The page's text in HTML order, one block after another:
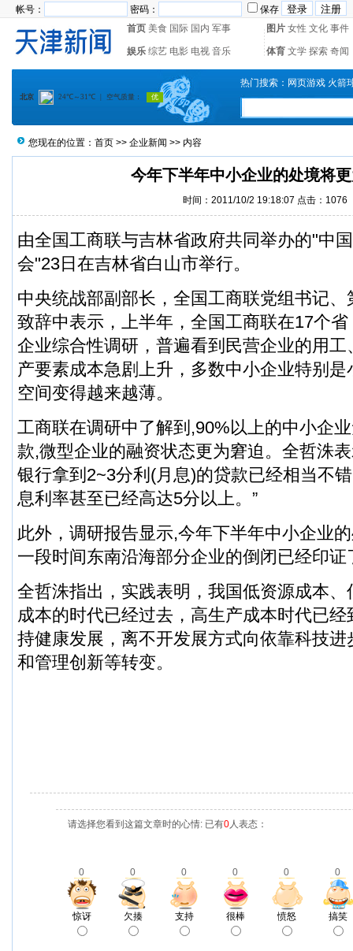
帐号： 密码：
保存
首页 美食 国际 国内 军事 图片 女性 文化 事件
娱乐 综艺 电影 电视 音乐 体育 文学 探索 奇闻
热门搜索： 网页游戏 火箭
您现在的位置： 首页 >> 企业新闻 >> 内容
今年下半年中小企业的处境将
时间：2011/10/2 19:18:07 点击：1076
由全国工商联与吉林省政府共同举办的"中
会"23日在吉林省白山市举行。
中央统战部副部长，全国工商联党组书记
致辞中表示，上半年，全国工商联在17个
企业综合性调研，普遍看到民营企业的用
产要素成本急剧上升，多数中小企业特别
空间变得越来越薄。
工商联在调研中了解到,90%以上的中小企
款,微型企业的融资状态更为窘迫。全哲洙
银行拿到2~3分利(月息)的贷款已经相当不
息利率甚至已经高达5分以上。”
此外，调研报告显示,今年下半年中小企业
一段时间东南沿海部分企业的倒闭已经印
全哲洙指出，实践表明，我国低资源成本
成本的时代已经过去，高生产成本时代已
持健康发展，离不开发展方式向依靠科技
和管理创新等转变。
请选择您看到这篇文章时的心情: 已有0人表态：
0 0 0 0 0 0
惊讶 欠揍 支持 很棒 愤怒 搞笑